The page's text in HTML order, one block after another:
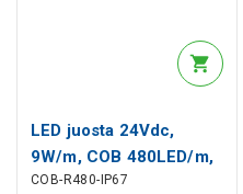
LED juosta 24Vdc,
9W/m, COB 480LED/m,
raudona, IP67
COB-R480-IP67